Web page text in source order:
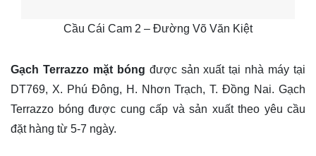
Cầu Cái Cam 2 – Đường Võ Văn Kiệt
Gạch Terrazzo mặt bóng được sản xuất tại nhà máy tại
DT769, X. Phú Đông, H. Nhơn Trạch, T. Đồng Nai. Gạch
Terrazzo bóng được cung cấp và sản xuất theo yêu cầu
đặt hàng từ 5-7 ngày.